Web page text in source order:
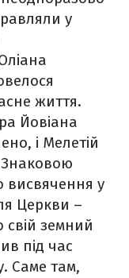
у
життя.
Йовіана
і Мелетій
Знаковою
висвячення у
Церкви –
свій земний
під час
Саме там,